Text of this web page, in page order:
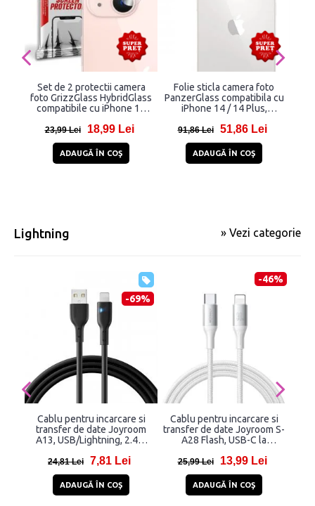
Set de 2 protectii camera
foto GrizzGlass HybridGlass
compatibile cu iPhone 14
23,99 Lei 18,99 Lei
ADAUGĂ ÎN COŞ
Folie sticla camera foto
PanzerGlass compatibila cu
iPhone 14 / 14 Plus,
91,86 Lei 51,86 Lei
ADAUGĂ ÎN COŞ
Lightning » Vezi categorie
-69%
Cablu pentru incarcare si
transfer de date Joyroom
A13, USB/Lightning, 2.4A,
24,81 Lei 7,81 Lei
ADAUGĂ ÎN COŞ
-46%
Cablu pentru incarcare si
transfer de date Joyroom S-
A28 Flash, USB-C la
1m, Alb
25,99 Lei 13,99 Lei
ADAUGĂ ÎN COŞ